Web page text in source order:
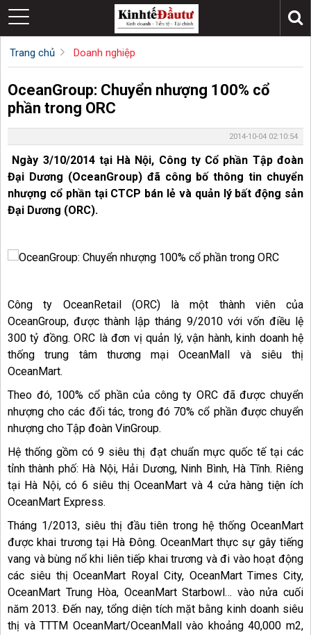
Trang chủ Doanh nghiệp
OceanGroup: Chuyển nhượng 100% cổ
phần trong ORC
2014-10-04 02:10:54
Ngày 3/10/2014 tại Hà Nội, Công ty Cổ phần Tập đoàn
Đại Dương (OceanGroup) đã công bố thông tin chuyển
nhượng cổ phần tại CTCP bán lẻ và quản lý bất động sản
Đại Dương (ORC).
Công ty OceanRetail (ORC) là một thành viên của
OceanGroup, được thành lập tháng 9/2010 với vốn điều lệ
300 tỷ đồng. ORC là đơn vị quản lý, vận hành, kinh doanh hệ
thống trung tâm thương mại OceanMall và siêu thị
OceanMart.
Theo đó, 100% cổ phần của công ty ORC đã được chuyển
nhượng cho các đối tác, trong đó 70% cổ phần được chuyển
nhượng cho Tập đoàn VinGroup.
Hệ thống gồm có 9 siêu thị đạt chuẩn mực quốc tế tại các
tỉnh thành phố: Hà Nội, Hải Dương, Ninh Bình, Hà Tĩnh. Riêng
tại Hà Nội, có 6 siêu thị OceanMart và 4 cửa hàng tiện ích
OceanMart Express.
Tháng 1/2013, siêu thị đầu tiên trong hệ thống OceanMart
được khai trương tại Hà Đông. OceanMart thực sự gây tiếng
vang và bùng nổ khi liên tiếp khai trương và đi vào hoạt động
các siêu thị OceanMart Royal City, OceanMart Times City,
OceanMart Trung Hòa, OceanMart Starbowl… vào nửa cuối
năm 2013. Đến nay, tổng diện tích mặt bằng kinh doanh siêu
thị và TTTM OceanMart/OceanMall vào khoảng 40,000 m2,